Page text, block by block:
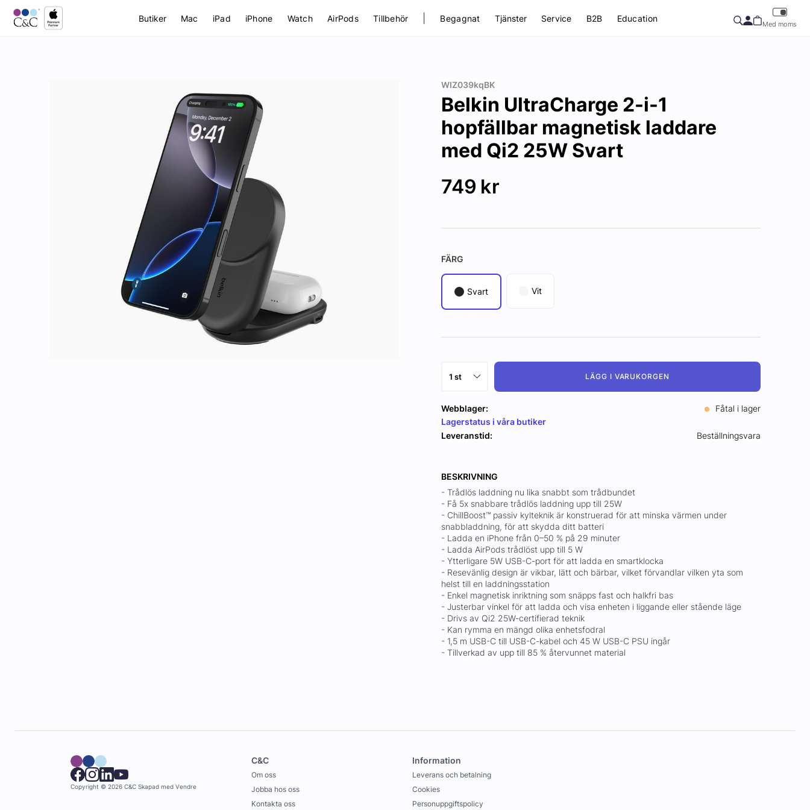
Butiker Mac iPad iPhone Watch AirPods Tillbehör Begagnat Tjänster Service B2B Education
Med moms
WIZ039kqBK
Belkin UltraCharge 2-i-1
hopfällbar magnetisk laddare
med Qi2 25W Svart
749 kr
FÄRG
Svart Vit
LÄGG I VARUKORGEN
Webblager:
Fåtal i lager
Lagerstatus i våra butiker
Leveranstid:
Beställningsvara
BESKRIVNING
- Trådlös laddning nu lika snabbt som trådbundet
- Få 5x snabbare trådlös laddning upp till 25W
- ChillBoost™ passiv kylteknik är konstruerad för att minska värmen under
snabbladdning, för att skydda ditt batteri
- Ladda en iPhone från 0–50 % på 29 minuter
- Ladda AirPods trådlöst upp till 5 W
- Ytterligare 5W USB-C-port för att ladda en smartklocka
- Resevänlig design är vikbar, lätt och bärbar, vilket förvandlar vilken yta som
helst till en laddningsstation
- Enkel magnetisk inriktning som snäpps fast och halkfri bas
- Justerbar vinkel för att ladda och visa enheten i liggande eller stående läge
- Drivs av Qi2 25W-certifierad teknik
- Kan rymma en mängd olika enhetsfodral
- 1,5 m USB-C till USB-C-kabel och 45 W USB-C PSU ingår
- Tillverkad av upp till 85 % återvunnet material
Copyright © 2026 C&C Skapad med Vendre
C&C
Om oss
Jobba hos oss
Kontakta oss
Information
Leverans och betalning
Cookies
Personuppgiftspolicy